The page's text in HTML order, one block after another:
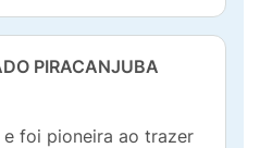
PIRACANJUBA
foi pioneira ao trazer